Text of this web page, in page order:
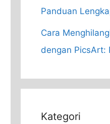
Panduan
Cara
dengan PicsArt:
Kategori